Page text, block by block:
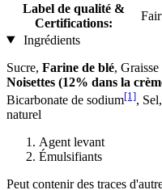
Label de qualité &
Certifications:
Ingrédients
Sucre, Farine de blé,
Noisettes (12% dans la
Bicarbonate de sodium[1], Sel,
naturel
Agent levant
Émulsifiants
Peut contenir des traces